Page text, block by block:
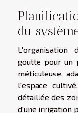
du
L'organisation
goutte pour un
méticuleuse,
l'espace
détaillée des
d'une irrigation